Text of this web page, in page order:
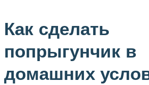
Как сделать
попрыгунчик в
домашних